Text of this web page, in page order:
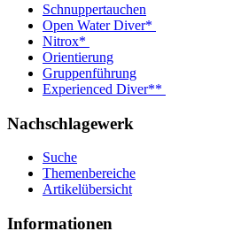
Schnuppertauchen
Open Water Diver*
Nitrox*
Orientierung
Gruppenführung
Experienced Diver**
Nachschlagewerk
Suche
Themenbereiche
Artikelübersicht
Informationen